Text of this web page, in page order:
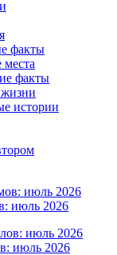
факты
факты
истории
июль 2026
июль 2026